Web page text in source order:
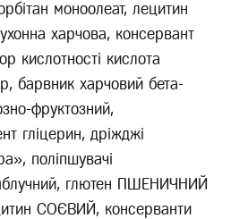
моноолеат, лецитин
харчова, консервант
кислотності кислота
барвник харчовий бета-
фруктозний,
гліцерин, дріжджі
поліпшувачі
яблучний, глютен ПШЕНИЧНИЙ
СОЄВИЙ, консерванти